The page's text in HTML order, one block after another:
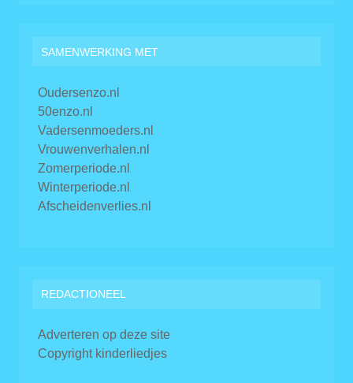
SAMENWERKING MET
Oudersenzo.nl
50enzo.nl
Vadersenmoeders.nl
Vrouwenverhalen.nl
Zomerperiode.nl
Winterperiode.nl
Afscheidenverlies.nl
REDACTIONEEL
Adverteren op deze site
Copyright kinderliedjes